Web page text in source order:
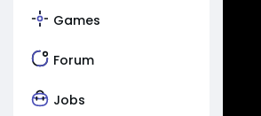
Games
Forum
Jobs